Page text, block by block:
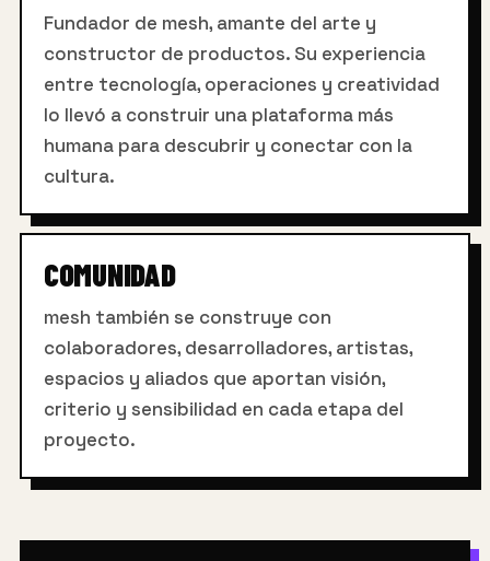
Fundador de mesh, amante del arte y
constructor de productos. Su experiencia
entre tecnología, operaciones y creatividad
lo llevó a construir una plataforma más
humana para descubrir y conectar con la
cultura.
COMUNIDAD
mesh también se construye con
colaboradores, desarrolladores, artistas,
espacios y aliados que aportan visión,
criterio y sensibilidad en cada etapa del
proyecto.